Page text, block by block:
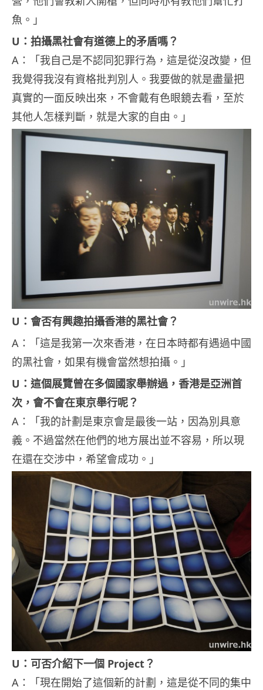
魚。」
U：拍攝黑社會有道德上的矛盾嗎？
A：「我自己是不認同犯罪行為，這是從沒改變，但
我覺得我沒有資格批判別人。我要做的就是盡量把
真實的一面反映出來，不會戴有色眼鏡去看，至於
其他人怎樣判斷，就是大家的自由。」
U：會否有興趣拍攝香港的黑社會？
A：「這是我第一次來香港，在日本時都有遇過中國
的黑社會，如果有機會當然想拍攝。」
U：這個展覽曾在多個國家舉辦過，香港是亞洲首
次，會不會在東京舉行呢？
A：「我的計劃是東京會是最後一站，因為別具意
義。不過當然在他們的地方展出並不容易，所以現
在還在交涉中，希望會成功。」
U：可否介紹下一個 Project？
A：「現在開始了這個新的計劃，這是從不同的集中